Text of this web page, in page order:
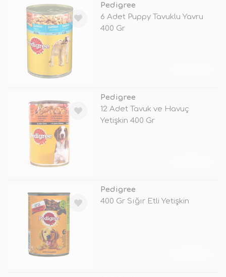
Pedigree
6 Adet Puppy Tavuklu Yavru
400 Gr
Pedigree
12 Adet Tavuk ve Havuç
Yetişkin 400 Gr
Pedigree
400 Gr Sığır Etli Yetişkin